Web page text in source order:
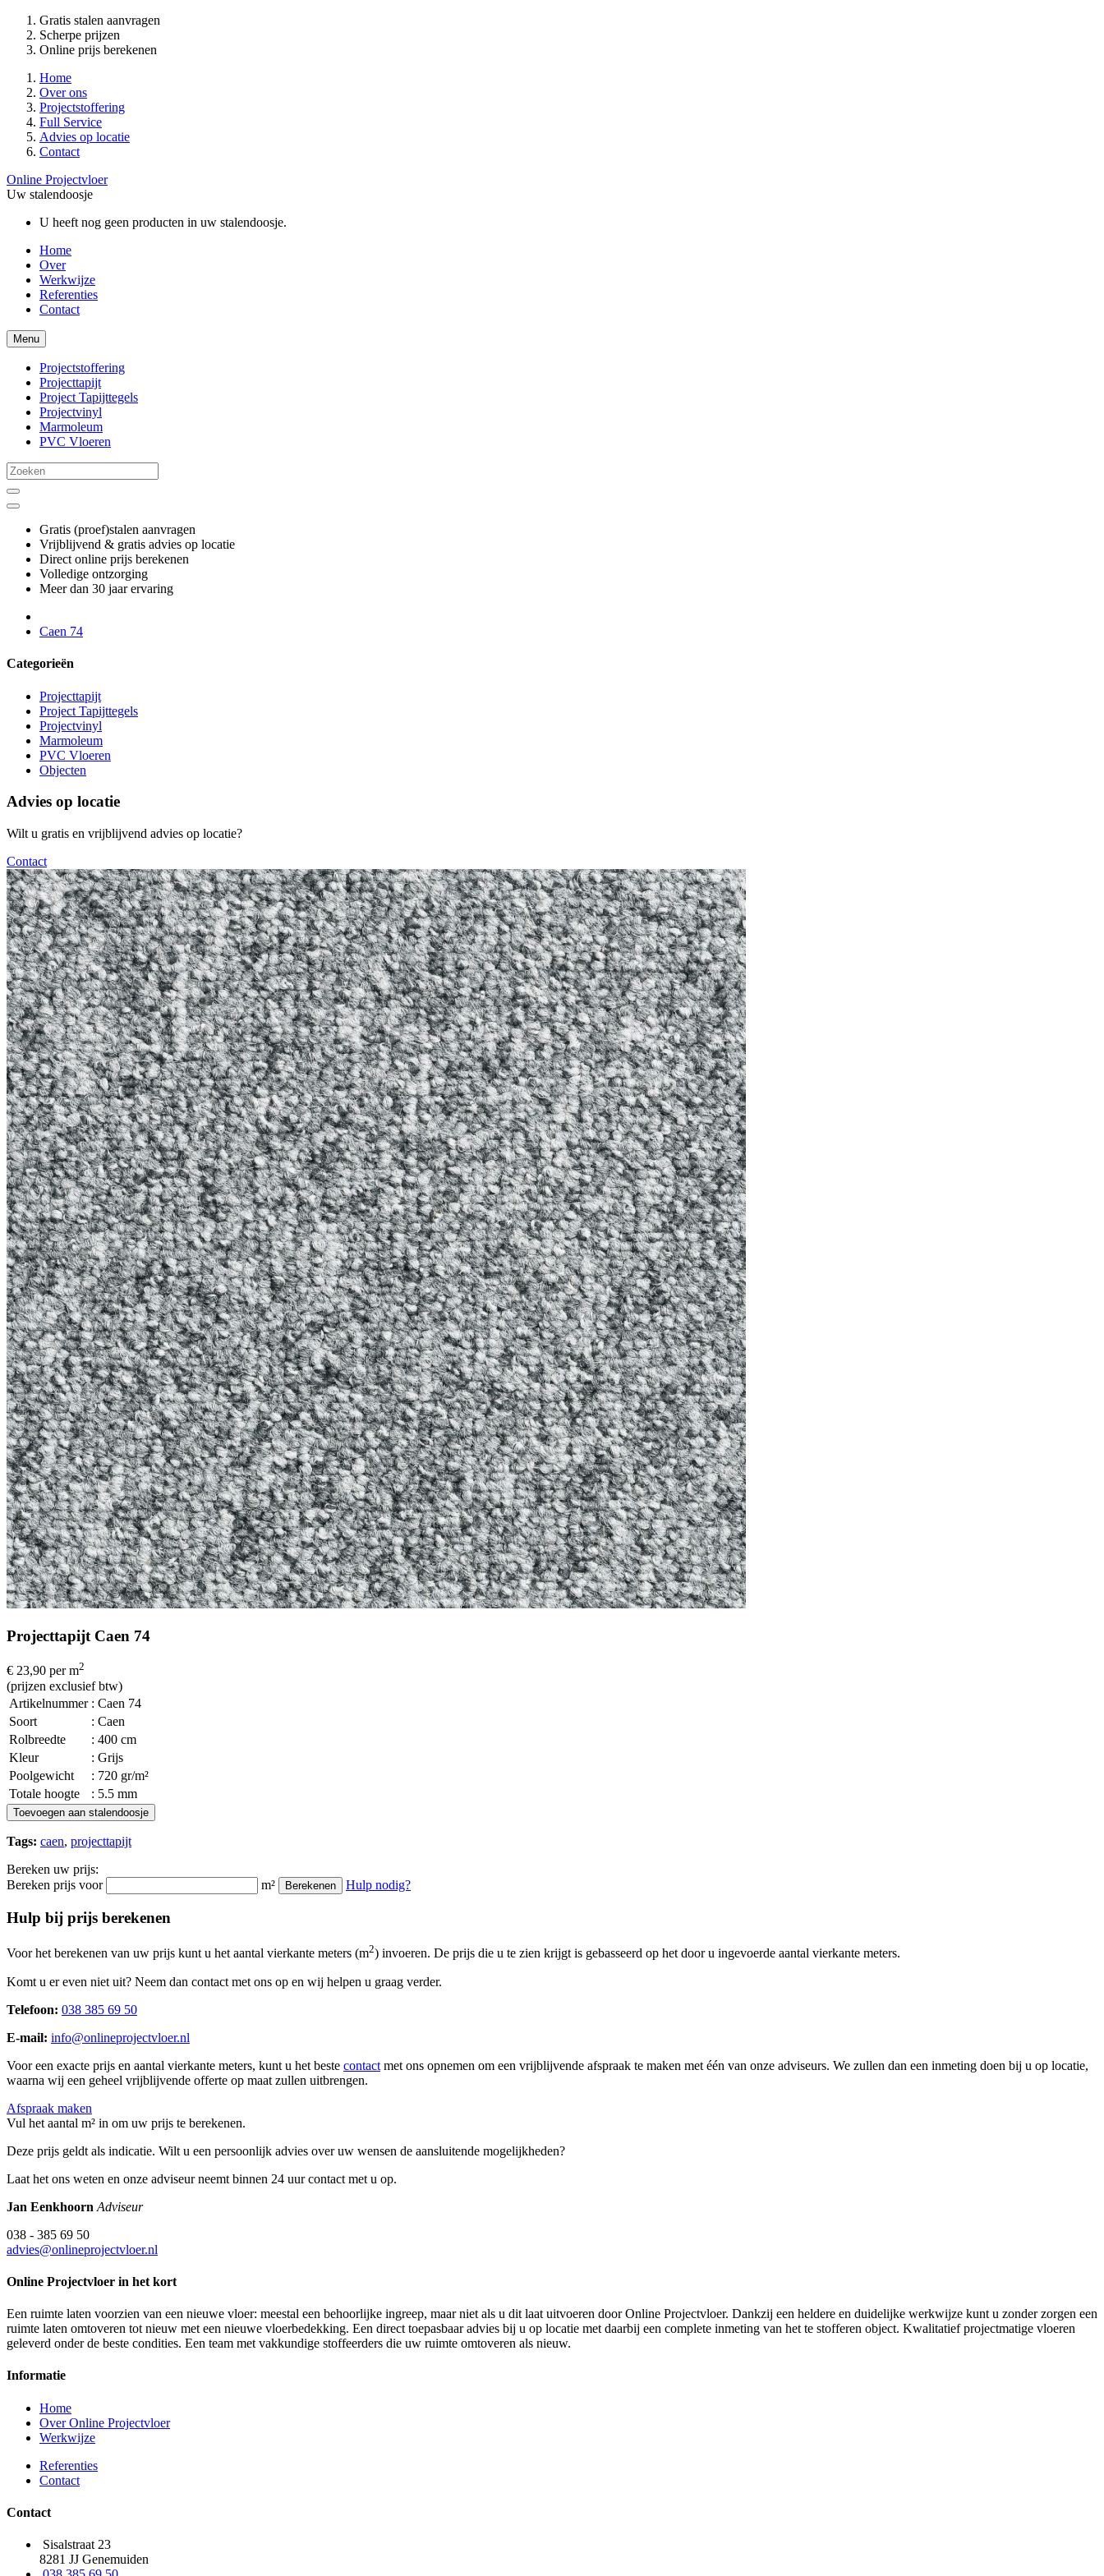
Gratis stalen aanvragen
Scherpe prijzen
Online prijs berekenen
Home
Over ons
Projectstoffering
Full Service
Advies op locatie
Contact
Online Projectvloer
Uw stalendoosje
U heeft nog geen producten in uw stalendoosje.
Home
Over
Werkwijze
Referenties
Contact
Menu
Projectstoffering
Projecttapijt
Project Tapijttegels
Projectvinyl
Marmoleum
PVC Vloeren
Gratis (proef)stalen aanvragen
Vrijblijvend & gratis advies op locatie
Direct online prijs berekenen
Volledige ontzorging
Meer dan 30 jaar ervaring
Caen 74
Categorieën
Projecttapijt
Project Tapijttegels
Projectvinyl
Marmoleum
PVC Vloeren
Objecten
Advies op locatie
Wilt u gratis en vrijblijvend advies op locatie?
Contact
Projecttapijt Caen 74
€ 23,90 per m2
(prijzen exclusief btw)
Artikelnummer : Caen 74
Soort
: Caen
Rolbreedte
: 400 cm
Kleur
: Grijs
Poolgewicht
: 720 gr/m²
Totale hoogte
: 5.5 mm
Toevoegen aan stalendoosje
Tags: caen, projecttapijt
Bereken uw prijs:
Bereken prijs voor
m² Berekenen Hulp nodig?
Hulp bij prijs berekenen
Voor het berekenen van uw prijs kunt u het aantal vierkante meters (m2) invoeren. De prijs die u te zien krijgt is gebasseerd op het door u ingevoerde aantal vierkante meters.
Komt u er even niet uit? Neem dan contact met ons op en wij helpen u graag verder.
Telefoon: 038 385 69 50
E-mail: info@onlineprojectvloer.nl
Voor een exacte prijs en aantal vierkante meters, kunt u het beste contact met ons opnemen om een vrijblijvende afspraak te maken met één van onze adviseurs. We zullen dan een inmeting doen bij u op locatie,
waarna wij een geheel vrijblijvende offerte op maat zullen uitbrengen.
Afspraak maken
Vul het aantal m² in om uw prijs te berekenen.
Deze prijs geldt als indicatie. Wilt u een persoonlijk advies over uw wensen de aansluitende mogelijkheden?
Laat het ons weten en onze adviseur neemt binnen 24 uur contact met u op.
Jan Eenkhoorn Adviseur
038 - 385 69 50
advies@onlineprojectvloer.nl
Online Projectvloer in het kort
Een ruimte laten voorzien van een nieuwe vloer: meestal een behoorlijke ingreep, maar niet als u dit laat uitvoeren door Online Projectvloer. Dankzij een heldere en duidelijke werkwijze kunt u zonder zorgen een
ruimte laten omtoveren tot nieuw met een nieuwe vloerbedekking. Een direct toepasbaar advies bij u op locatie met daarbij een complete inmeting van het te stofferen object. Kwalitatief projectmatige vloeren
geleverd onder de beste condities. Een team met vakkundige stoffeerders die uw ruimte omtoveren als nieuw.
Informatie
Home
Over Online Projectvloer
Werkwijze
Referenties
Contact
Contact
Sisalstraat 23
8281 JJ Genemuiden